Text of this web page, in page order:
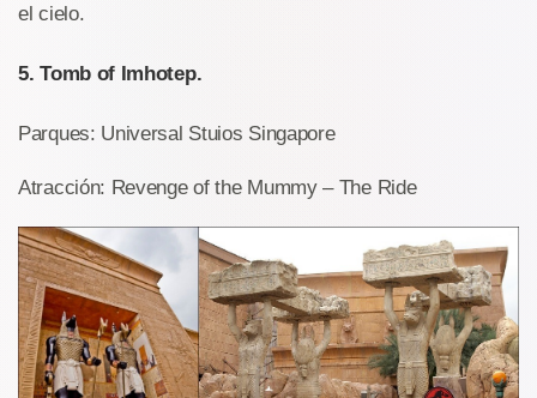
el cielo.
5. Tomb of Imhotep.
Parques: Universal Stuios Singapore
Atracción: Revenge of the Mummy – The Ride